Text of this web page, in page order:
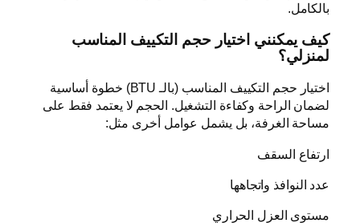
بالكامل.
كيف يمكنني اختيار حجم التكييف المناسب
لمنزلي؟
اختيار حجم التكييف المناسب (بالـ BTU) خطوة أساسية
لضمان الراحة وكفاءة التشغيل. الحجم لا يعتمد فقط على
مساحة الغرفة، بل يشمل عوامل أخرى مثل:
ارتفاع السقف
عدد النوافذ واتجاهها
مستوى العزل الحراري